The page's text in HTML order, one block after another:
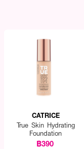
CATRICE
True Skin Hydrating
Foundation
฿390